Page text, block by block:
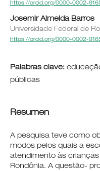
https://orcid.org/0000-0002-
Josemir Almeida Barros
Universidade Federal de
https://orcid.org/0000-0002-
Palabras clave:
públicas
Resumen
A pesquisa teve como
modos pelos quais a
atendimento às
Rondônia. A questão-